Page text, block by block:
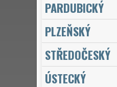
PARDUBICKÝ
PLZEŇSKÝ
STŘEDOČESKÝ
ÚSTECKÝ